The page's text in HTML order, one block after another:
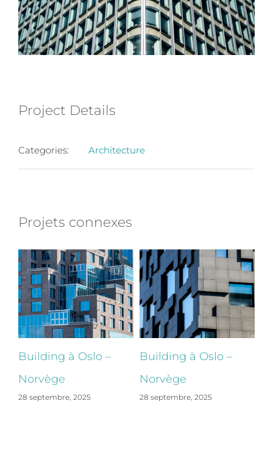
Project Details
Categories: Architecture
Projets connexes
Building à Oslo –
Norvège
28 septembre, 2025
Building à Oslo –
Norvège
28 septembre, 2025